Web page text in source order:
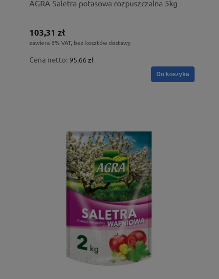
AGRA Saletra potasowa rozpuszczalna 5kg
103,31 zł
zawiera 8% VAT, bez kosztów dostawy
Cena netto: 95,66 zł
Do koszyka